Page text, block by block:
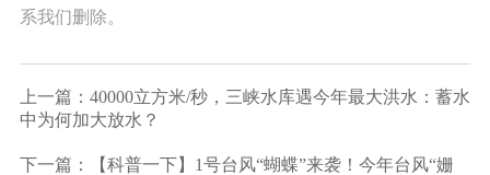
系我们删除。
上一篇：40000立方米/秒，三峡水库遇今年最大洪水：蓄水
中为何加大放水？
下一篇：【科普一下】1号台风“蝴蝶”来袭！今年台风“姗